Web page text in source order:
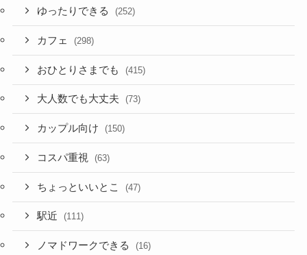
ゆったりできる (252)
カフェ (298)
おひとりさまでも (415)
大人数でも大丈夫 (73)
カップル向け (150)
コスパ重視 (63)
ちょっといいとこ (47)
駅近 (111)
ノマドワークできる (16)